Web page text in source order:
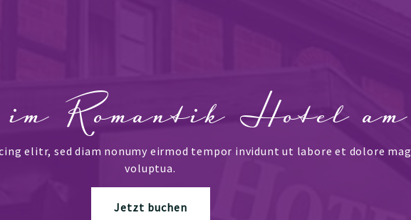
Romantik Hotel
elitr, sed diam nonumy eirmod tempor invidunt ut labore et dolore
voluptua.
Jetzt buchen